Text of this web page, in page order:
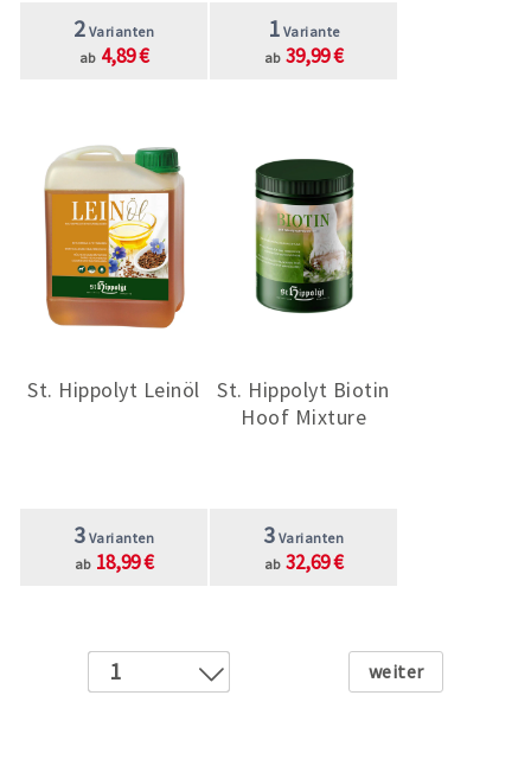
2 Varianten
ab 4,89 €
1 Variante
ab 39,99 €
St. Hippolyt Leinöl
3 Varianten
ab 18,99 €
St. Hippolyt Biotin
Hoof Mixture
3 Varianten
ab 32,69 €
1
Weiter